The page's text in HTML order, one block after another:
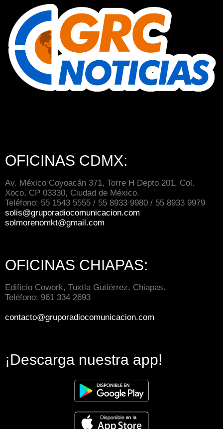
OFICINAS CDMX:
Av. México Coyoacán 371, Torre H Depto 201, Col.
Xoco, CP 03330, Ciudad de México.
Teléfono: 55 1543 5555 / 55 8933 9980 / 55 8933 9979
solis@gruporadiocomunicacion.com
solmorenomkt@gmail.com
OFICINAS CHIAPAS:
Edificio Cowork, Tuxtla Gutiérrez, Chiapas.
Teléfono: 961 334 2693
contacto@gruporadiocomunicacion.com
¡Descarga nuestra app!